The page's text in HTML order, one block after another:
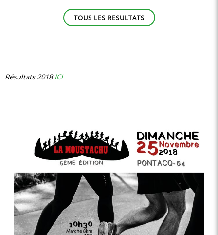
TOUS LES RESULTATS
Résultats 2018ICI